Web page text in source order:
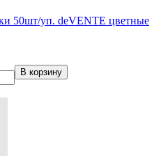
50шт/уп. deVENTE цветные
В корзину